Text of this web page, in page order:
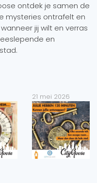
ontdek je samen de
mysteries ontrafelt en
jij wilt en verras
en
21 mei 2026